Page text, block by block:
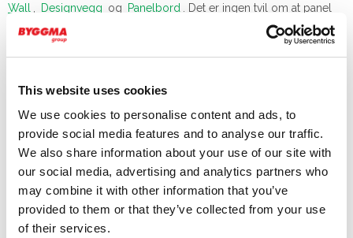
This website uses cookies
We use cookies to personalise content and ads, to
provide social media features and to analyse our traffic.
We also share information about your use of our site with
our social media, advertising and analytics partners who
may combine it with other information that you’ve
provided to them or that they’ve collected from your use
of their services.
Wall , Designvegg og Panelbord . Det er ingen tvil om at panel
interiørstylisten.
STRUKTUR GIR LIV TIL VEGGENE
Huntonit Texture Wall er veggplater med unik struktur i overflaten,
og gir hjemmet ditt et særpreget som skiller deg fra mengden. Du
kan velge mellom nyanser som underbygger din stil, enten det er
den franske landstilen, chabby chic eller den mer maskuline og
industrielle følelsen. Texture-serien gir liv til veggene på en helt
spesiell måte og egner seg i mange rom, enten det er på hytta